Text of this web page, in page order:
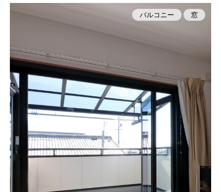
バルコニー 窓